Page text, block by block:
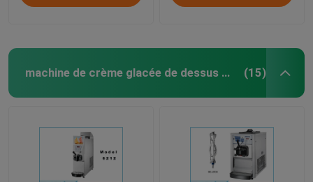
machine de crème glacée de dessus de table (15)